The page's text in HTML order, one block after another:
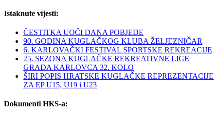
Istaknute vijesti:
ČESTITKA UOČI DANA POBJEDE
90. GODINA KUGLAČKOG KLUBA ŽELJEZNIČAR
6. KARLOVAČKI FESTIVAL SPORTSKE REKREACIJE
25. SEZONA KUGLAČKE REKREATIVNE LIGE
GRADA KARLOVCA 32. KOLO
ŠIRI POPIS HRATSKE KUGLAČKE REPREZENTACIJE
ZA EP U15, U19 i U23
Dokumenti HKS-a: